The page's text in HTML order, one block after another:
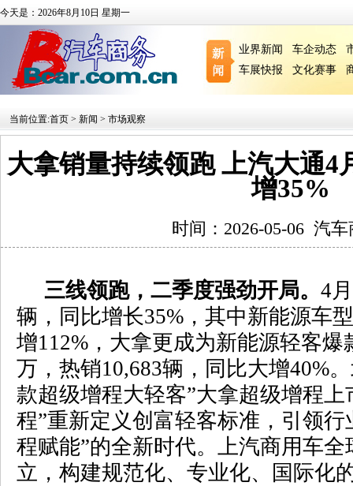
今天是：2026年8月10日 星期一
业界新闻 车企动态
车展快报
文化赛事
当前位置:首页 > 新闻 > 市场观察
大拿销量持续领跑 上汽大通4
增35%
时间：2026-05-06 汽车
三线领跑，二季度强劲开局。 4
辆，同比增长35% ，其中新能源车
增112% ，大拿更成为新能源轻客
万，热销10,683辆，同比大增40%
款超级增程大轻客”大拿超级增程
程”重新定义创富轻客标准，引领行
程赋能”的全新时代。上汽商用车
立，构建规范化、专业化、国际化